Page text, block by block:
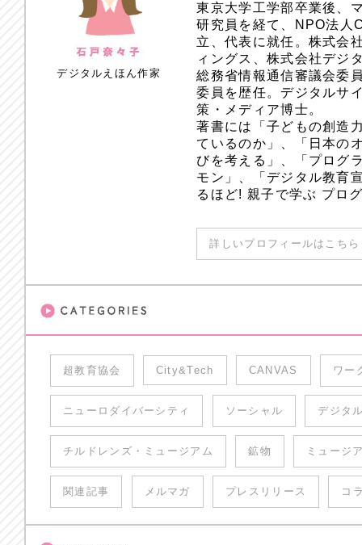
デジタルえほん作家
東京大学工学部卒業後、
研究員を経て、NPO法人
立、代表に就任。株式会
ィングス、株式会社デジ
総務省情報通信審議会委
委員を歴任。デジタルサ
策・メディア博士。
著書には「子どもの創造
ているのか」、「日本の
びを考える」、「プログ
モン」、「デジタル教育
るほど! 親子で学ぶ プロ
詳しいプロフィールはこち
超教育協会 City&Tech CANVAS ワー
ニューロダイバーシティ ソーシャル デジタ
チルドレンズ・ミュージアム 鉱物 ミュージ
関連記事 メルマガ プレスリリース コ